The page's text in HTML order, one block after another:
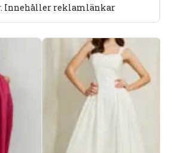
Innehåller reklamlänkar